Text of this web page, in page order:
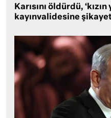
Karısını öldürdü,
kayınvalidesine